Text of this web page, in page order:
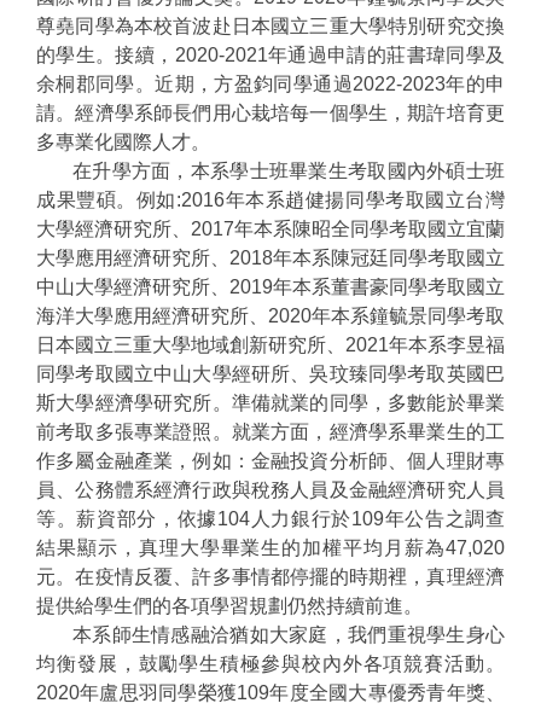
尊堯同學為本校首波赴日本國立三重大學特別研究交換
的學生。接續，2020-2021年通過申請的莊書瑋同學及
余桐郡同學。近期，方盈鈞同學通過2022-2023年的申
請。經濟學系師長們用心栽培每一個學生，期許培育更
多專業化國際人才。
在升學方面，本系學士班畢業生考取國內外碩士班
成果豐碩。例如:2016年本系趙健揚同學考取國立台灣
大學經濟研究所、2017年本系陳昭全同學考取國立宜蘭
大學應用經濟研究所、2018年本系陳冠廷同學考取國立
中山大學經濟研究所、2019年本系董書豪同學考取國立
海洋大學應用經濟研究所、2020年本系鐘毓景同學考取
日本國立三重大學地域創新研究所、2021年本系李昱福
同學考取國立中山大學經研所、吳玟臻同學考取英國巴
斯大學經濟學研究所。準備就業的同學，多數能於畢業
前考取多張專業證照。就業方面，經濟學系畢業生的工
作多屬金融產業，例如：金融投資分析師、個人理財專
員、公務體系經濟行政與稅務人員及金融經濟研究人員
等。薪資部分，依據104人力銀行於109年公告之調查
結果顯示，真理大學畢業生的加權平均月薪為47,020
元。在疫情反覆、許多事情都停擺的時期裡，真理經濟
提供給學生們的各項學習規劃仍然持續前進。
本系師生情感融洽猶如大家庭，我們重視學生身心
均衡發展，鼓勵學生積極參與校內外各項競賽活動。
2020年盧思羽同學榮獲109年度全國大專優秀青年獎、